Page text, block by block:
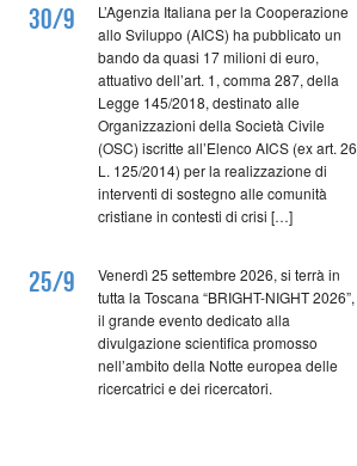
30/9
L’Agenzia Italiana per la Cooperazione
allo Sviluppo (AICS) ha pubblicato un
bando da quasi 17 milioni di euro,
attuativo dell’art. 1, comma 287, della
Legge 145/2018, destinato alle
Organizzazioni della Società Civile
(OSC) iscritte all’Elenco AICS (ex art. 26
L. 125/2014) per la realizzazione di
interventi di sostegno alle comunità
cristiane in contesti di crisi […]
25/9
Venerdì 25 settembre 2026, si terrà in
tutta la Toscana “BRIGHT-NIGHT 2026”,
il grande evento dedicato alla
divulgazione scientifica promosso
nell’ambito della Notte europea delle
ricercatrici e dei ricercatori.